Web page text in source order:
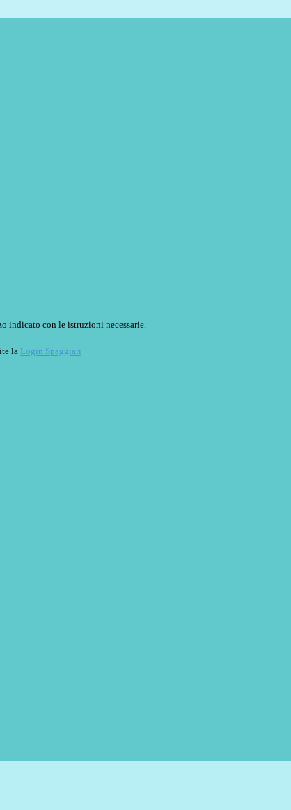
indicato con le istruzioni necessarie.
la Login Spaggiari